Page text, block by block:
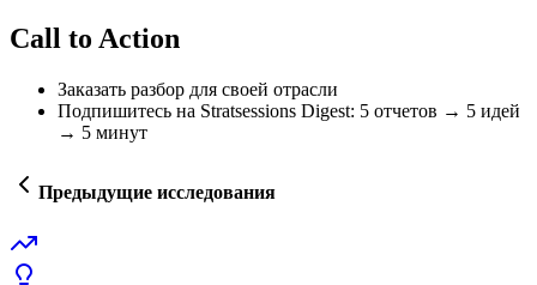
Call to Action
Заказать разбор для своей отрасли
Подпишитесь на Stratsessions Digest: 5 отчетов → 5 идей
→ 5 минут
Предыдущие исследования